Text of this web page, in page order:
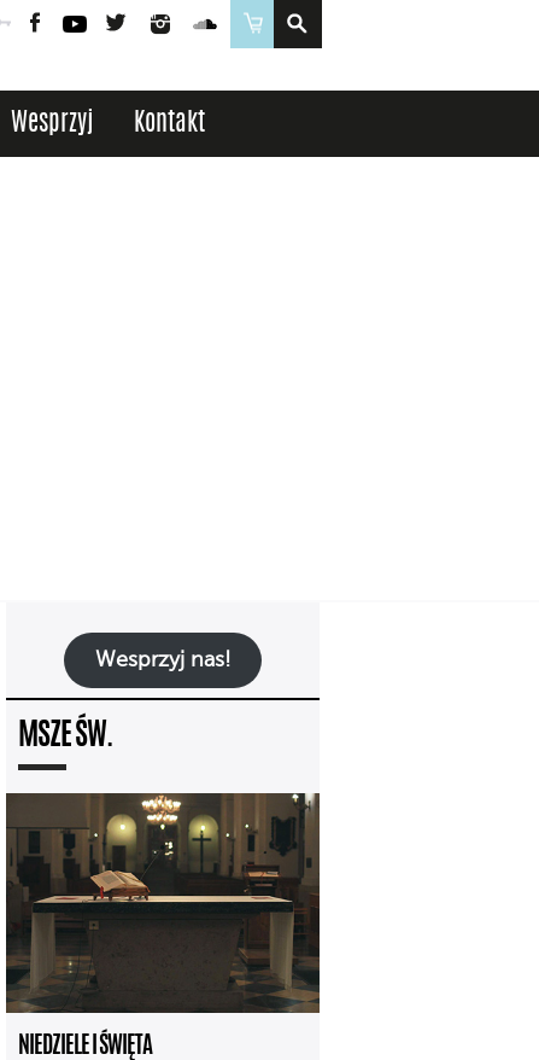
PocztaLogowanie
FacebookYouTubeTwitter InstagramSoundCloud
Sklep
Wesprzyj Kontakt
Wesprzyj nas!
MSZE ŚW.
NIEDZIELE I ŚWIĘTA